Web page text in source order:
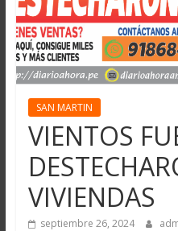
SAN MARTIN
VIENTOS
VIVIENDAS
septiembre 26, 2024